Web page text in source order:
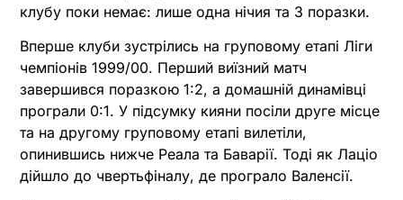
клубу поки немає: лише одна нічия та 3 поразки.
Вперше клуби зустрілись на груповому етапі Ліги
чемпіонів 1999/00. Перший виїзний матч
завершився поразкою 1:2, а домашній динамівці
програли 0:1. У підсумку кияни посіли друге місце
та на другому груповому етапі вилетіли,
опинившись нижче Реала та Баварії. Тоді як Лаціо
дійшло до чвертьфіналу, де програло Валенсії.